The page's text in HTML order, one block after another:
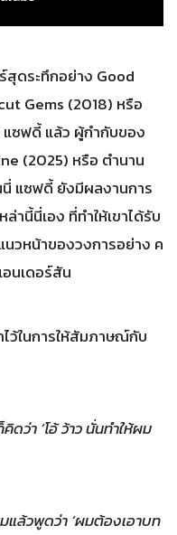
สุดระทึกอย่าง Good
Gems (2018) หรือ
ซฟดี้ แล้ว ผู้กำกับของ
(2025) หรือ ตำนาน
นี่ แซฟดี้ ยังมีผลงานการ
นี้นี่เอง ที่ทำให้เขาได้รับ
วหน้าของวงการอย่าง ค
นเดอร์สัน
ว้ในการให้สัมภาษณ์กับ
ว่า ‘โอ้ ว้าว นั่นทำให้ผม
ล้วพูดว่า ‘ผมต้องเอาบท